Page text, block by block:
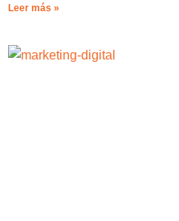
Leer más »